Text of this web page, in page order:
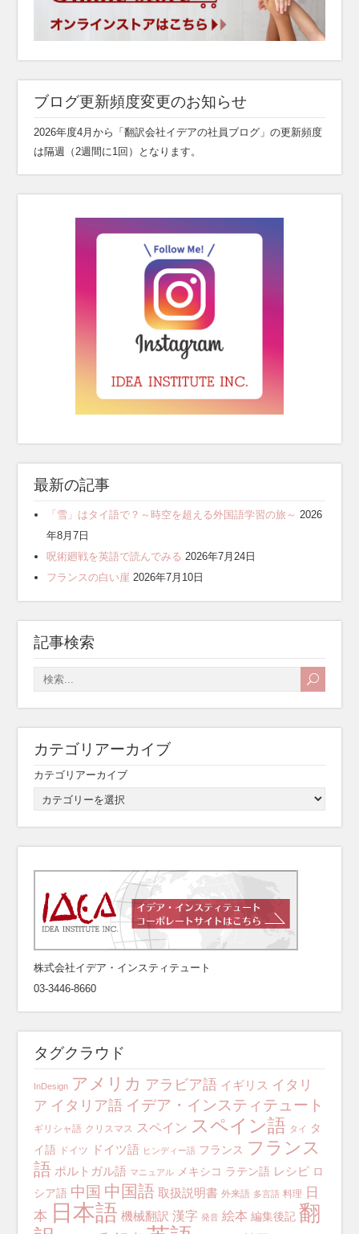
ブログ更新頻度変更のお知らせ
2026年度4月から「翻訳会社イデアの社員ブログ」の更新頻度
は隔週（2週間に1回）となります。
最新の記事
「雪」はタイ語で？～時空を超える外国語学習の旅～ 2026
年8月7日
呪術廻戦を英語で読んでみる 2026年7月24日
フランスの白い崖 2026年7月10日
記事検索
カテゴリアーカイブ
カテゴリアーカイブ
株式会社イデア・インスティテュート
03-3446-8660
タグクラウド
InDesign アメリカ アラビア語 イギリス イタリ
ア イタリア語 イデア・インスティテュート
ギリシャ語 クリスマス スペイン スペイン語 タイ
タ
イ語 ドイツ ドイツ語 ヒンディー語 フランス フランス
語 ポルトガル語 マニュアル メキシコ ラテン語 レシピ ロ
シア語 中国 中国語 取扱説明書 外来語 多言語 料理
日
本 日本語 機械翻訳 漢字 発音 絵本 編集後記 翻